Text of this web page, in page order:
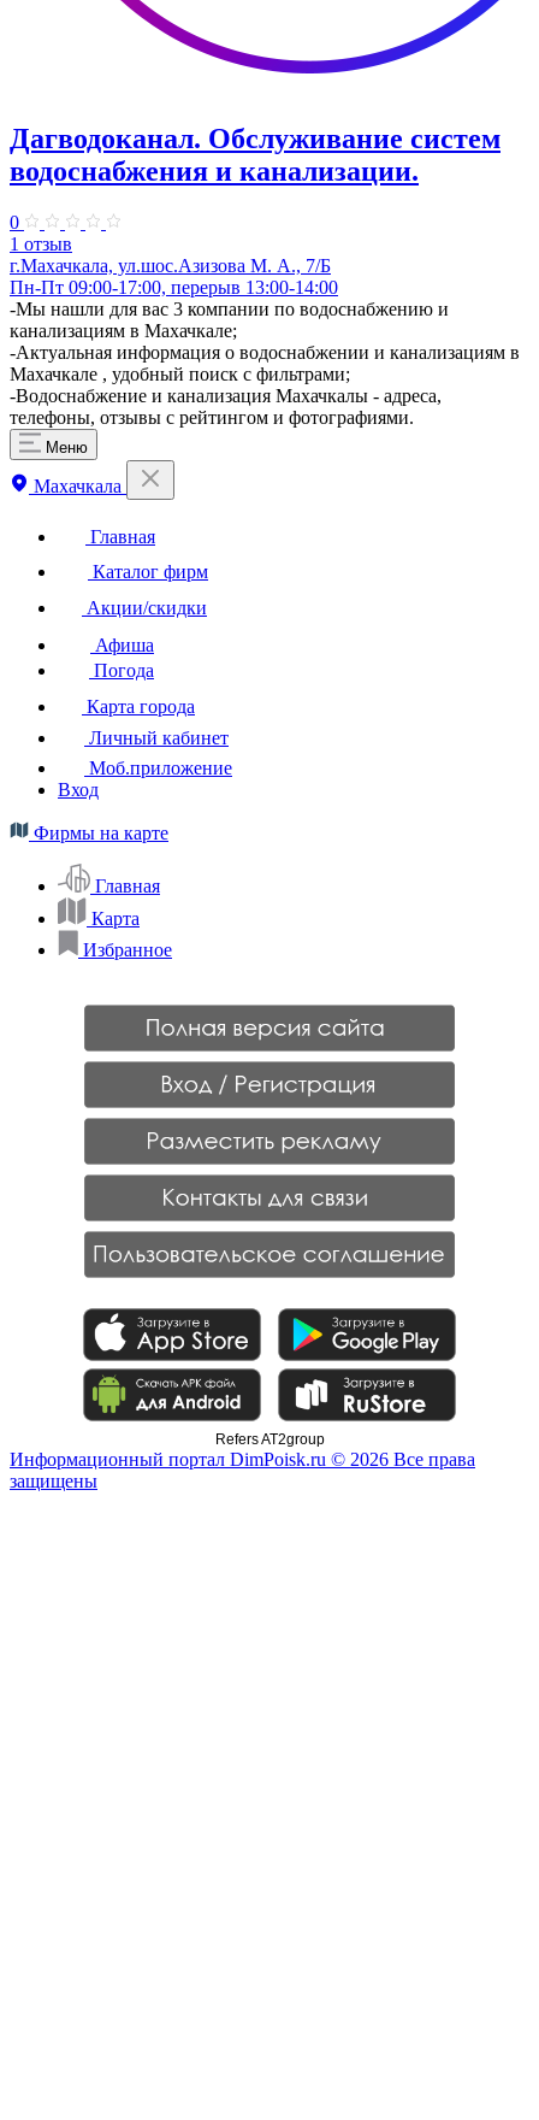
Дагводоканал. Обслуживание систем
водоснабжения и канализации.
0
1 отзыв
г.Махачкала, ул.шос.Азизова М. А., 7/Б
Пн-Пт 09:00-17:00, перерыв 13:00-14:00
-Мы нашли для вас 3 компании по водоснабжению и
канализациям в Махачкале;
-Актуальная информация о водоснабжении и канализациям в
Махачкале , удобный поиск с фильтрами;
-Водоснабжение и канализация Махачкалы - адреса,
телефоны, отзывы с рейтингом и фотографиями.
Меню
Махачкала
Главная
Каталог фирм
Акции/скидки
Афиша
Погода
Карта города
Личный кабинет
Моб.приложение
Вход
Фирмы на карте
Главная
Карта
Избранное
Refers AT2group
Информационный портал DimPoisk.ru © 2026 Все права
защищены